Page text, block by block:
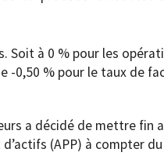
Soit à 0 % pour les
-0,50 % pour le taux de
a décidé de mettre fin
(APP) à compter